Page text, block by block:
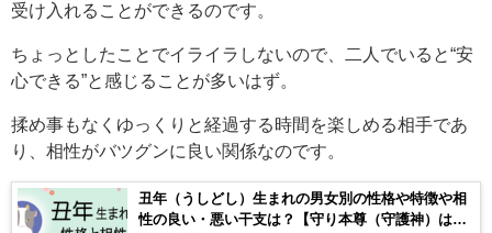
受け入れることができるのです。
ちょっとしたことでイライラしないので、二人でいると“安
心できる”と感じることが多いはず。
揉め事もなくゆっくりと経過する時間を楽しめる相手であ
り、相性がバツグンに良い関係なのです。
丑年（うしどし）生まれの男女別の性格や特徴や相
性の良い・悪い干支は？【守り本尊（守護神）は虚